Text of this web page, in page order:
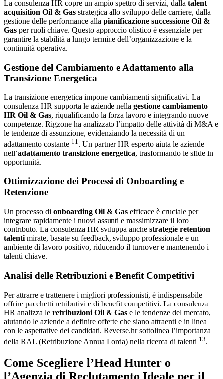
La consulenza HR copre un ampio spettro di servizi, dalla talent
acquisition Oil & Gas strategica allo sviluppo delle carriere, dalla
gestione delle performance alla pianificazione successione Oil &
Gas per ruoli chiave. Questo approccio olistico è essenziale per
garantire la stabilità a lungo termine dell’organizzazione e la
continuità operativa.
Gestione del Cambiamento e Adattamento alla
Transizione Energetica
La transizione energetica impone cambiamenti significativi. La
consulenza HR supporta le aziende nella gestione cambiamento
HR Oil & Gas, riqualificando la forza lavoro e integrando nuove
competenze. Rigzone ha analizzato l’impatto delle attività di M&A e
le tendenze di assunzione, evidenziando la necessità di un
adattamento costante 11. Un partner HR esperto aiuta le aziende
nell’adattamento transizione energetica, trasformando le sfide in
opportunità.
Ottimizzazione dei Processi di Onboarding e
Retenzione
Un processo di onboarding Oil & Gas efficace è cruciale per
integrare rapidamente i nuovi assunti e massimizzare il loro
contributo. La consulenza HR sviluppa anche strategie retention
talenti mirate, basate su feedback, sviluppo professionale e un
ambiente di lavoro positivo, riducendo il turnover e mantenendo i
talenti chiave.
Analisi delle Retribuzioni e Benefit Competitivi
Per attrarre e trattenere i migliori professionisti, è indispensabile
offrire pacchetti retributivi e di benefit competitivi. La consulenza
HR analizza le retribuzioni Oil & Gas e le tendenze del mercato,
aiutando le aziende a definire offerte che siano attraenti e in linea
con le aspettative dei candidati. Reverse.hr sottolinea l’importanza
della RAL (Retribuzione Annua Lorda) nella ricerca di talenti 13.
Come Scegliere l’Head Hunter o
l’Agenzia di Reclutamento Ideale per il